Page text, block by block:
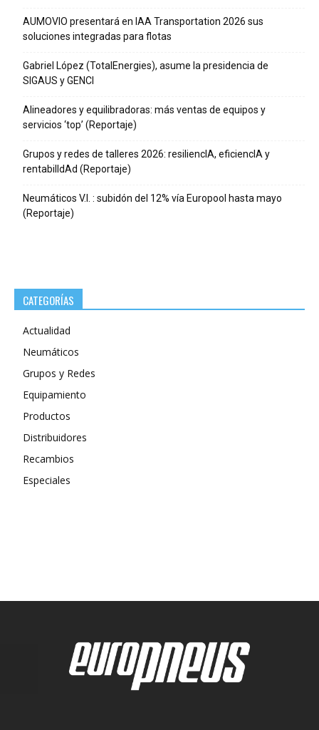
AUMOVIO presentará en IAA Transportation 2026 sus
soluciones integradas para flotas
Gabriel López (TotalEnergies), asume la presidencia de
SIGAUS y GENCI
Alineadores y equilibradoras: más ventas de equipos y
servicios ‘top’ (Reportaje)
Grupos y redes de talleres 2026: resiliencIA, eficiencIA y
rentabilIdAd (Reportaje)
Neumáticos V.I. : subidón del 12% vía Europool hasta mayo
(Reportaje)
CATEGORÍAS
Actualidad
Neumáticos
Grupos y Redes
Equipamiento
Productos
Distribuidores
Recambios
Especiales